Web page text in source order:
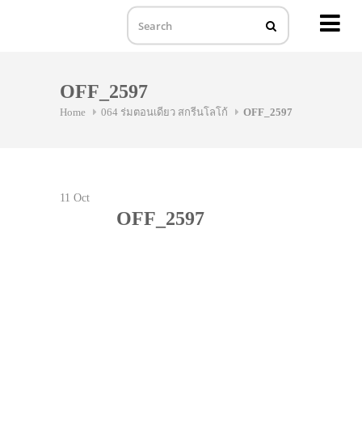
OFF_2597
Home 064 ร่มตอนเดียว สกรีนโลโก้ OFF_2597
11 Oct
OFF_2597